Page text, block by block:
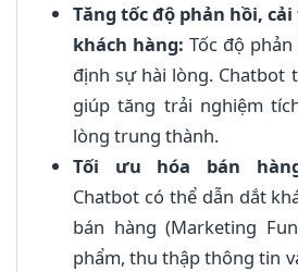
Tăng tốc độ phản hồi,
khách hàng: Tốc độ
định sự hài lòng. Chatbot
giúp tăng trải nghiệm
lòng trung thành.
Tối ưu hóa bán
Chatbot có thể dẫn dắt
bán hàng (Marketing
phẩm, thu thập thông tin